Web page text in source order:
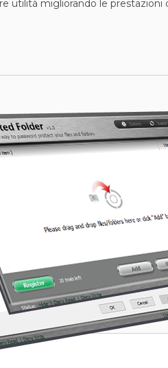
utilità migliorando le prestazioni